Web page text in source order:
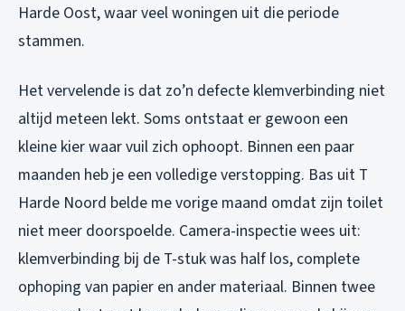
Harde Oost, waar veel woningen uit die periode
stammen.
Het vervelende is dat zo’n defecte klemverbinding niet
altijd meteen lekt. Soms ontstaat er gewoon een
kleine kier waar vuil zich ophoopt. Binnen een paar
maanden heb je een volledige verstopping. Bas uit T
Harde Noord belde me vorige maand omdat zijn toilet
niet meer doorspoelde. Camera-inspectie wees uit:
klemverbinding bij de T-stuk was half los, complete
ophoping van papier en ander materiaal. Binnen twee